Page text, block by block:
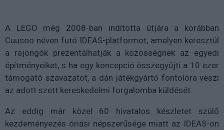
A LEGO még 2008-ban indította útjára a korábban
Cuusoo néven futó IDEAS-platformot, amelyen keresztül
a rajongók prezentálhatják a közösségnek az egyedi
építményeiket, s ha egy koncepció összegyűjti a 10 ezer
támogató szavazatot, a dán játékgyártó fontolóra veszi
az adott szett kereskedelmi forgalomba küldését.
Az eddig már közel 60 hivatalos készletet szülő
kezdeményezés óriási népszerűsége miatt az IDEAS-on